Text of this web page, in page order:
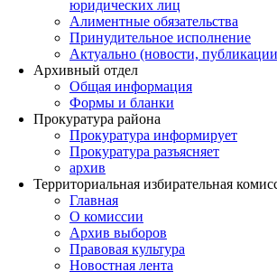
юридических лиц
Алиментные обязательства
Принудительное исполнение
Актуально (новости,
Архивный отдел
Общая информация
Формы и бланки
Прокуратура района
Прокуратура информирует
Прокуратура разъясняет
архив
Территориальная избирательная
Главная
О комиссии
Архив выборов
Правовая культура
Новостная лента